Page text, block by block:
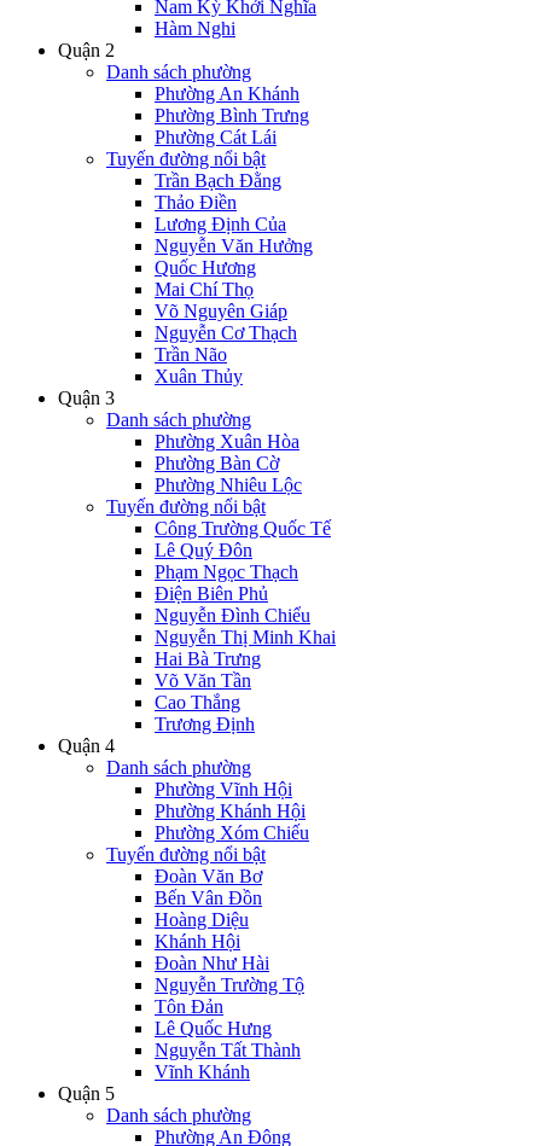
Nam Kỳ Khởi Nghĩa
Hàm Nghi
Quận 2
Danh sách phường
Phường An Khánh
Phường Bình Trưng
Phường Cát Lái
Tuyến đường nổi bật
Trần Bạch Đằng
Thảo Điền
Lương Định Của
Nguyễn Văn Hưởng
Quốc Hương
Mai Chí Thọ
Võ Nguyên Giáp
Nguyễn Cơ Thạch
Trần Não
Xuân Thủy
Quận 3
Danh sách phường
Phường Xuân Hòa
Phường Bàn Cờ
Phường Nhiêu Lộc
Tuyến đường nổi bật
Công Trường Quốc Tế
Lê Quý Đôn
Phạm Ngọc Thạch
Điện Biên Phủ
Nguyễn Đình Chiểu
Nguyễn Thị Minh Khai
Hai Bà Trưng
Võ Văn Tần
Cao Thắng
Trương Định
Quận 4
Danh sách phường
Phường Vĩnh Hội
Phường Khánh Hội
Phường Xóm Chiếu
Tuyến đường nổi bật
Đoàn Văn Bơ
Bến Vân Đồn
Hoàng Diệu
Khánh Hội
Đoàn Như Hài
Nguyễn Trường Tộ
Tôn Đản
Lê Quốc Hưng
Nguyễn Tất Thành
Vĩnh Khánh
Quận 5
Danh sách phường
Phường An Đông